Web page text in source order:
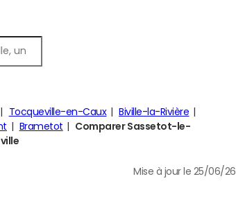
Tocqueville-en-Caux
Biville-la-Rivière
Brametot
Comparer Sassetot-le-
Mise à jour le 25/06/26